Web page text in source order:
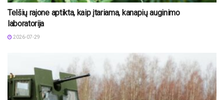
Telšių rajone aptikta, kaip įtariama, kanapių auginimo
laboratorija
2026-07-29